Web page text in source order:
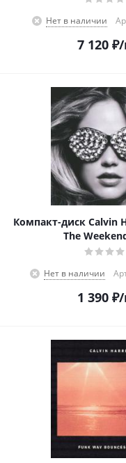
Нет в наличии
7 120 ₽
Компакт-диск Calvin
The
Нет в наличии
1 390 ₽